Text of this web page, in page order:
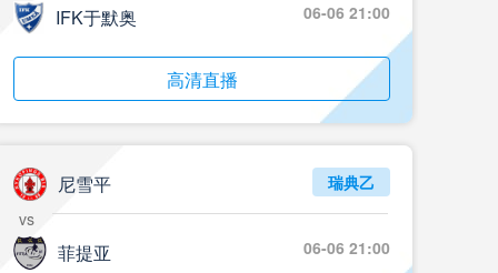
IFK于默奥 06-06 21:00
高清直播
尼雪平
vs
菲提亚
瑞典乙
06-06 21:00